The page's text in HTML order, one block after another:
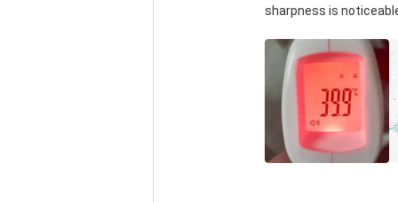
sharpness is